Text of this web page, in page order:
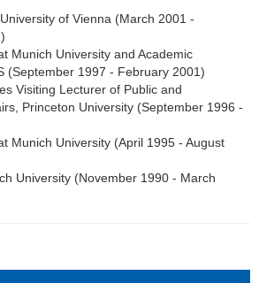
of Vienna (March 2001 -
Munich University and Academic
(September 1997 - February 2001)
Visiting Lecturer of Public and
Princeton University (September 1996 -
Munich University (April 1995 - August
University (November 1990 - March